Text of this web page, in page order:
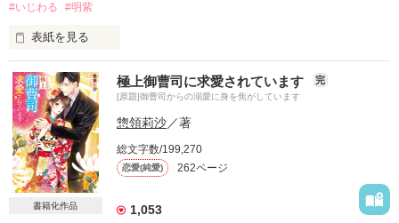
てくるだけ。
そんなある日、真湖はデスクの配置変えで、課長の目の前の
席になってしまい――。
usamo様、ロクちゃん様、よとむね様、ともみxxx様、
nonn77様、もふもふ7様、Yun426
様、柚の花様、素敵なレビューありがとうございました(⌒∇⌒)
#いじわる
#明紫
表紙を見る
保険会社の営業社員になって今年で６年目。
手に入れたスキルは諦めと妥協。毎日に忙殺され、よたよた
とやり過ごす私、神野玉緒２８歳。
そんな私の事務所に人事異動で新しい支部長がやって来た！
まさかそれが、例のあの人だとは思わなかった・・・。
書籍化作品
極上御曹司に求愛されています 完
[原題]御曹司からの溺愛に身を焦がしています
惣領莉沙／著
総文字数/199,270
恋愛(純愛) 262ページ
1,053